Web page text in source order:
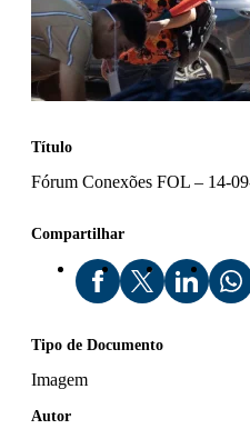
Título
Fórum Conexões FOL – 14-
Compartilhar
Tipo de Documento
Imagem
Autor